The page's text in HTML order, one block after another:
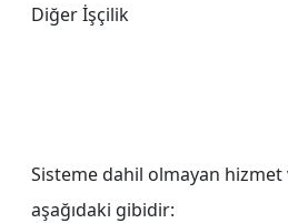
Diğer İşçilik
Sisteme dahil olmayan
aşağıdaki gibidir: